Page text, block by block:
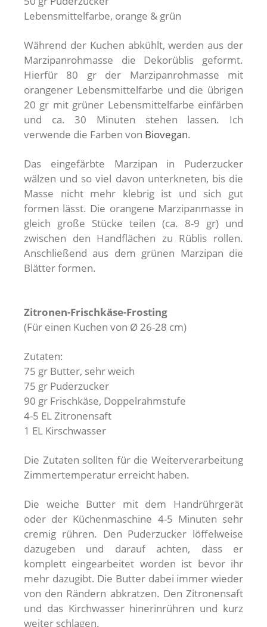
Lebensmittelfarbe, orange & grün
Während der Kuchen abkühlt, werden aus der
Marzipanrohmasse die Dekorüblis geformt.
Hierfür 80 gr der Marzipanrohmasse mit
orangener Lebensmittelfarbe und die übrigen
20 gr mit grüner Lebensmittelfarbe einfärben
und ca. 30 Minuten stehen lassen. Ich
verwende die Farben von Biovegan.
Das eingefärbte Marzipan in Puderzucker
wälzen und so viel davon unterkneten, bis die
Masse nicht mehr klebrig ist und sich gut
formen lässt. Die orangene Marzipanmasse in
gleich große Stücke teilen (ca. 8-9 gr) und
zwischen den Handflächen zu Rüblis rollen.
Anschließend aus dem grünen Marzipan die
Blätter formen.
Zitronen-Frischkäse-Frosting
(Für einen Kuchen von Ø 26-28 cm)
Zutaten:
75 gr Butter, sehr weich
75 gr Puderzucker
90 gr Frischkäse, Doppelrahmstufe
4-5 EL Zitronensaft
1 EL Kirschwasser
Die Zutaten sollten für die Weiterverarbeitung
Zimmertemperatur erreicht haben.
Die weiche Butter mit dem Handrührgerät
oder der Küchenmaschine 4-5 Minuten sehr
cremig rühren. Den Puderzucker löffelweise
dazugeben und darauf achten, dass er
komplett eingearbeitet worden ist bevor ihr
mehr dazugibt. Die Butter dabei immer wieder
von den Rändern abkratzen. Den Zitronensaft
und das Kirchwasser hinerinrühren und kurz
weiter schlagen.